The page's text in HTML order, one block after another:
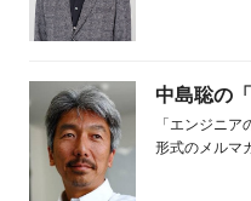
中島聡の
「エンジニ
形式のメルマ